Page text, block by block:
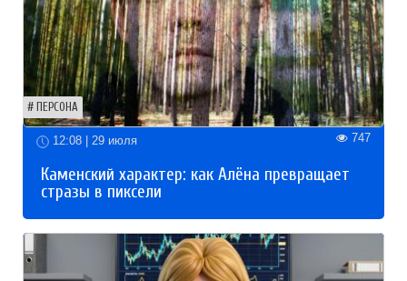
ПЕРСОНА
12:08 | 29 июля 747
Каменский характер: как Алёна превращает
стразы в пиксели